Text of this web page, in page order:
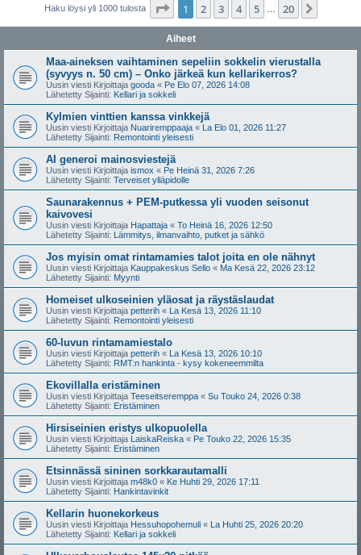
Haku löysi yli 1000 tulosta Sivu /20
1 2 3 4 5 20
Aiheet
Maa-aineksen vaihtaminen sepeliin sokkelin vierustalla
(syvyys n. 50 cm) – Onko järkeä kun kellarikerros?
Uusin viesti Kirjoittaja gooda « Pe Elo 07, 2026 14:08
Lähetetty Sijainti: Kellari ja sokkeli
Kylmien vinttien kanssa vinkkejä
Uusin viesti Kirjoittaja Nuariremppaaja « La Elo 01, 2026 11:27
Lähetetty Sijainti: Remontointi yleisesti
AI generoi mainosviestejä
Uusin viesti Kirjoittaja ismox « Pe Heinä 31, 2026 7:26
Lähetetty Sijainti: Terveiset ylläpidolle
Saunarakennus + PEM-putkessa yli vuoden seisonut
kaivovesi
Uusin viesti Kirjoittaja Hapattaja « To Heinä 16, 2026 12:50
Lähetetty Sijainti: Lämmitys, ilmanvaihto, putket ja sähkö
Jos myisin omat rintamamies talot joita en ole nähnyt
Uusin viesti Kirjoittaja Kauppakeskus Sello « Ma Kesä 22, 2026 23:12
Lähetetty Sijainti: Myynti
Homeiset ulkoseinien yläosat ja räystäslaudat
Uusin viesti Kirjoittaja petterih « La Kesä 13, 2026 11:10
Lähetetty Sijainti: Remontointi yleisesti
60-luvun rintamamiestalo
Uusin viesti Kirjoittaja petterih « La Kesä 13, 2026 10:10
Lähetetty Sijainti: RMT:n hankinta - kysy kokeneemmilta
Ekovillalla eristäminen
Uusin viesti Kirjoittaja Teeseitseremppa « Su Touko 24, 2026 0:38
Lähetetty Sijainti: Eristäminen
Hirsiseinien eristys ulkopuolella
Uusin viesti Kirjoittaja LaiskaReiska « Pe Touko 22, 2026 15:35
Lähetetty Sijainti: Eristäminen
Etsinnässä sininen sorkkarautamalli
Uusin viesti Kirjoittaja m48k0 « Ke Huhti 29, 2026 17:11
Lähetetty Sijainti: Hankintavinkit
Kellarin huonekorkeus
Uusin viesti Kirjoittaja Hessuhopohemuli « La Huhti 25, 2026 20:20
Lähetetty Sijainti: Kellari ja sokkeli